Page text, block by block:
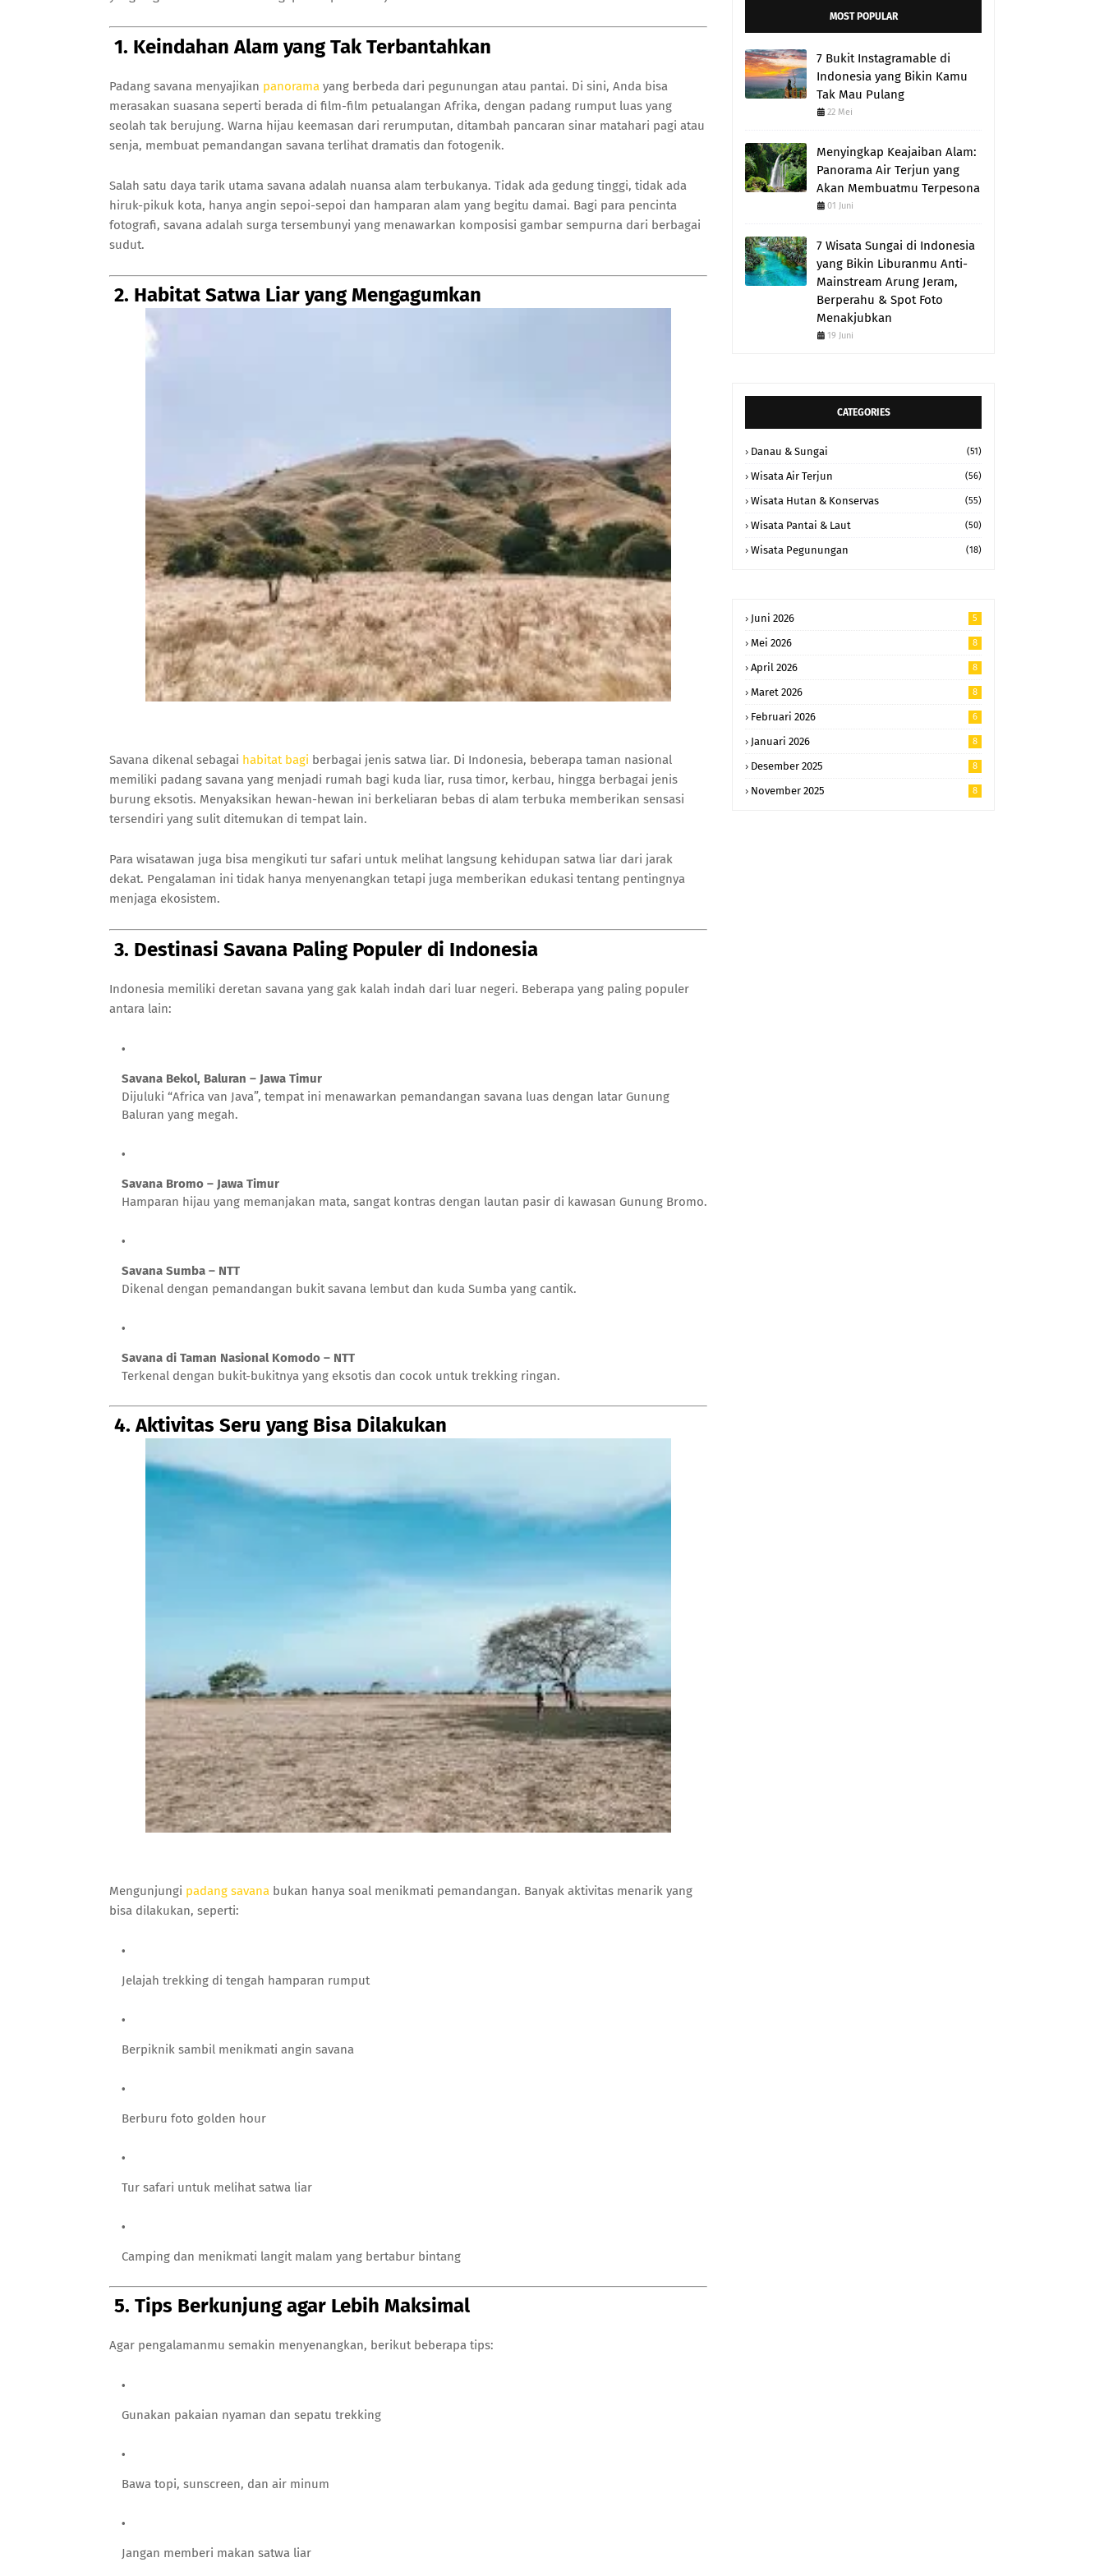
1. Keindahan Alam yang Tak Terbantahkan
Padang savana menyajikan panorama yang berbeda dari pegunungan atau pantai. Di sini, Anda bisa
merasakan suasana seperti berada di film-film petualangan Afrika, dengan padang rumput luas yang
seolah tak berujung. Warna hijau keemasan dari rerumputan, ditambah pancaran sinar matahari pagi atau
senja, membuat pemandangan savana terlihat dramatis dan fotogenik.
Salah satu daya tarik utama savana adalah nuansa alam terbukanya. Tidak ada gedung tinggi, tidak ada
hiruk-pikuk kota, hanya angin sepoi-sepoi dan hamparan alam yang begitu damai. Bagi para pencinta
fotografi, savana adalah surga tersembunyi yang menawarkan komposisi gambar sempurna dari berbagai
sudut.
2. Habitat Satwa Liar yang Mengagumkan
Savana dikenal sebagai habitat bagi berbagai jenis satwa liar. Di Indonesia, beberapa taman nasional
memiliki padang savana yang menjadi rumah bagi kuda liar, rusa timor, kerbau, hingga berbagai jenis
burung eksotis. Menyaksikan hewan-hewan ini berkeliaran bebas di alam terbuka memberikan sensasi
tersendiri yang sulit ditemukan di tempat lain.
Para wisatawan juga bisa mengikuti tur safari untuk melihat langsung kehidupan satwa liar dari jarak
dekat. Pengalaman ini tidak hanya menyenangkan tetapi juga memberikan edukasi tentang pentingnya
menjaga ekosistem.
3. Destinasi Savana Paling Populer di Indonesia
Indonesia memiliki deretan savana yang gak kalah indah dari luar negeri. Beberapa yang paling populer
antara lain:
Savana Bekol, Baluran – Jawa Timur
Dijuluki “Africa van Java”, tempat ini menawarkan pemandangan savana luas dengan latar Gunung
Baluran yang megah.
Savana Bromo – Jawa Timur
Hamparan hijau yang memanjakan mata, sangat kontras dengan lautan pasir di kawasan Gunung Bromo.
Savana Sumba – NTT
Dikenal dengan pemandangan bukit savana lembut dan kuda Sumba yang cantik.
Savana di Taman Nasional Komodo – NTT
Terkenal dengan bukit-bukitnya yang eksotis dan cocok untuk trekking ringan.
4. Aktivitas Seru yang Bisa Dilakukan
Mengunjungi padang savana bukan hanya soal menikmati pemandangan. Banyak aktivitas menarik yang
bisa dilakukan, seperti:
Jelajah trekking di tengah hamparan rumput
Berpiknik sambil menikmati angin savana
Berburu foto golden hour
Tur safari untuk melihat satwa liar
Camping dan menikmati langit malam yang bertabur bintang
5. Tips Berkunjung agar Lebih Maksimal
Agar pengalamanmu semakin menyenangkan, berikut beberapa tips:
Gunakan pakaian nyaman dan sepatu trekking
Bawa topi, sunscreen, dan air minum
Jangan memberi makan satwa liar
MOST POPULAR
7 Bukit Instagramable di
Indonesia yang Bikin Kamu
Tak Mau Pulang
22 Mei
Menyingkap Keajaiban Alam:
Panorama Air Terjun yang
Akan Membuatmu Terpesona
01 Juni
7 Wisata Sungai di Indonesia
yang Bikin Liburanmu Anti-
Mainstream Arung Jeram,
Berperahu & Spot Foto
Menakjubkan
19 Juni
CATEGORIES
Danau & Sungai (51)
Wisata Air Terjun (56)
Wisata Hutan & Konservas (55)
Wisata Pantai & Laut (50)
Wisata Pegunungan (18)
Juni 2026 5
Mei 2026 8
April 2026 8
Maret 2026 8
Februari 2026 6
Januari 2026 8
Desember 2025 8
November 2025 8